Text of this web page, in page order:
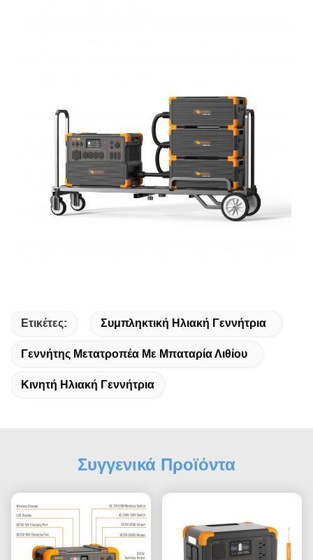
Ετικέτες: Συμπληκτική Ηλιακή Γεννήτρια
Γεννήτης Μετατροπέα Με Μπαταρία Λιθίου
Κινητή Ηλιακή Γεννήτρια
Συγγενικά Προϊόντα